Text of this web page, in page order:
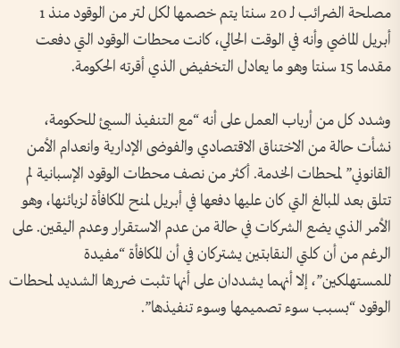
مصلحة الضرائب لـ 20 سنتا يتم خصمها لكل لتر من الوقود منذ 1
أبريل الماضي وأنه في الوقت الحالي، كانت محطات الوقود التي دفعت
مقدما 15 سنتا وهو ما يعادل التخفيض الذي أقرته الحكومة.
وشدد كل من أرباب العمل على أنه “مع التنفيذ السيئ للحكومة،
نشأت حالة من الاختناق الاقتصادي والفوضى الإدارية وانعدام الأمن
القانوني” لمحطات الخدمة. أكثر من نصف محطات الوقود الإسبانية لم
تتلق بعد المبالغ التي كان عليها دفعها في أبريل لمنح المكافأة لزبائنها، وهو
الأمر الذي يضع الشركات في حالة من عدم الاستقرار وعدم اليقين. على
الرغم من أن كلتي النقابتين يشتركان في أن المكافأة “مفيدة
للمستهلكين”، إلا أنهما يشددان على أنها تثبت ضررها الشديد لمحطات
الوقود “بسبب سوء تصميمها وسوء تنفيذها”.